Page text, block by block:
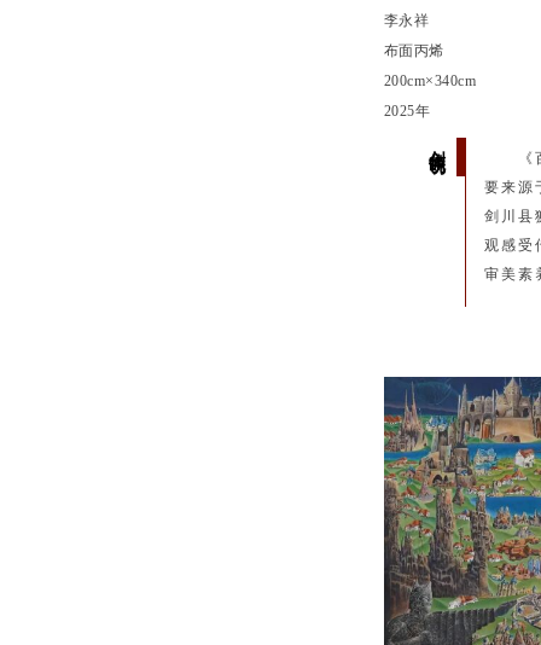
李永祥
布面丙烯
200cm×340cm
2025年
要来源
剑川县
观感受
审美素